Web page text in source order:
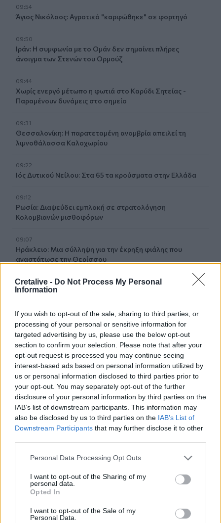
Cretalive - Do Not Process My Personal
Information
If you wish to opt-out of the sale, sharing to third parties, or
processing of your personal or sensitive information for
targeted advertising by us, please use the below opt-out
section to confirm your selection. Please note that after your
opt-out request is processed you may continue seeing
interest-based ads based on personal information utilized by
us or personal information disclosed to third parties prior to
your opt-out. You may separately opt-out of the further
disclosure of your personal information by third parties on the
IAB’s list of downstream participants. This information may
also be disclosed by us to third parties on the IAB’s List of
Downstream Participants that may further disclose it to other
Personal Data Processing Opt Outs
I want to opt-out of the Sharing of my
personal data.
Opted In
I want to opt-out of the Sale of my
Personal Data.
09:54
Άγιος Νικόλαος: Αγροτικό "καρφώθηκε" σε φορτηγό
09:50
Ιράν: Η συμφωνία με το Ομάν δεν σημαίνει πλήρες
άνοιγμα των Στενών του Ορμούζ
09:44
Χωρίς ενεργό μέτωπο η φωτιά στο Καρύδι Σητείας -
Παραμένουν δυνάμεις στο σημείο
09:31
Θεσσαλονίκη: Η παρατεταμένη ανομβρία απειλεί τη
λιμνοθάλασσα Καλοχωρίου
09:22
Ιός Δυτικού Νείλου: Στα 65 τα κρούσματα στην Ελλάδα
09:12
Ρωσία: Διαψεύδει εμπλοκή σε στρατολόγηση
Κολομβιανών μισθοφόρων
09:07
Ηράκλειο: Μια σύλληψη για την έκρηξη φιάλης που
αναστάτωσε την Θερίσσου
09:06
Νέα επιχείρηση για μετανάστες ανοιχτά της Ιεράπετρας
09:03
Caravel: Η νέα πολυτέλεια βρίσκεται στις εμπειρίες που
αξίζουν
09:00
"Επένδυση" - παγίδα: 55χρονος στην Κρήτη έχασε
100.000€ από επιτήδειους
08:54
35 χρόνια ίντερνετ: Το πρώτο website το οποίο υπάρχει
ακόμα
Γραφείου Δακοκτονίας
08:40
Νέα δομή φιλοξενίας μεταναστών: Τι προβλέπει η
Κυβέρνησης